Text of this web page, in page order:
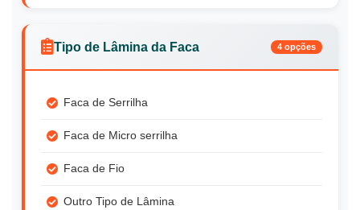
Tipo de Lâmina da Faca 4 opções
Faca de Serrilha
Faca de Micro serrilha
Faca de Fio
Outro Tipo de Lâmina